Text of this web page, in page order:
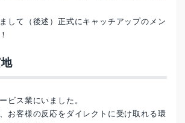
して（後述）正式にキャッチアップのメン
ビス業にいました。
お客様の反応をダイレクトに受け取れる環